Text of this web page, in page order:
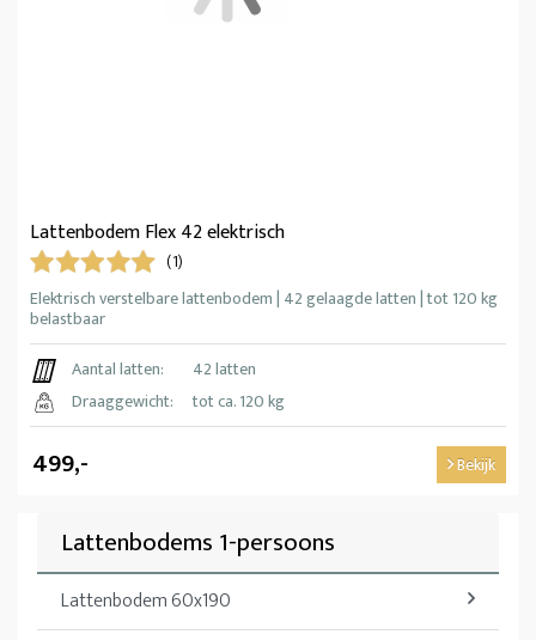
Lattenbodem Flex 42 elektrisch
(1)
Elektrisch verstelbare lattenbodem | 42 gelaagde latten | tot 120 kg
belastbaar
Aantal latten:
42 latten
Draaggewicht:
tot ca. 120 kg
499,- Bekijk
Lattenbodems 1-persoons
Lattenbodem 60x190